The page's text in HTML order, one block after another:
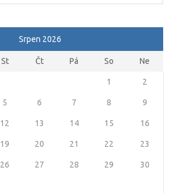
Srpen 2026
St Čt Pá So Ne
1 2
5 6 7 8 9
12 13 14 15 16
19 20 21 22 23
26 27 28 29 30